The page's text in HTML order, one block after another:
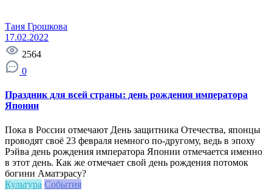
Таня Грошкова
17.02.2022
2564
0
Праздник для всей страны: день рождения императора
Японии
Пока в России отмечают День защитника Отечества, японцы
проводят своё 23 февраля немного по-другому, ведь в эпоху
Рэйва день рождения императора Японии отмечается именно
в этот день. Как же отмечает свой день рождения потомок
богини Аматэрасу?
Культура События